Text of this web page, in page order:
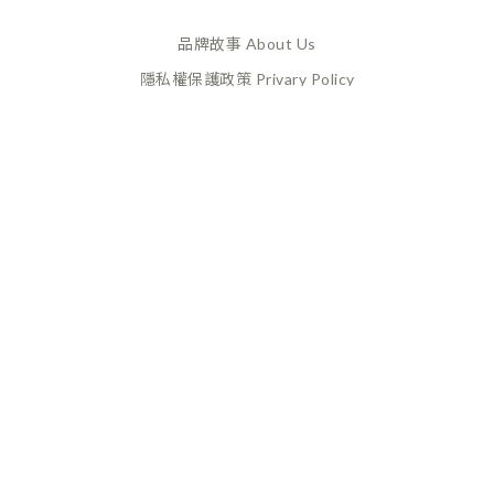
品牌故事 About Us
隱私權保護政策 Privary Policy